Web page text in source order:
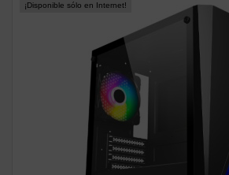
¡Disponible sólo en Internet!